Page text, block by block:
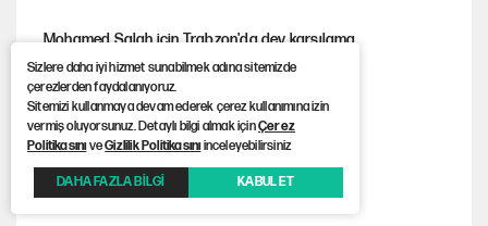
Mohamed Salah için Trabzon'da dev karşılama
Üsküdar Belediyesi başkanvekili belli oldu!
Fenerbahçe kazandı, ülke puanı güncellendi
Sizlere daha iyi hizmet sunabilmek adına sitemizde
çerezlerden faydalanıyoruz.
Sitemizi kullanmaya devam ederek çerez kullanımına izin
vermiş oluyorsunuz. Detaylı bilgi almak içinÇerez
PolitikasınıveGizlilik Politikasınıinceleyebilirsiniz
DAHA FAZLA BİLGİ KABUL ET